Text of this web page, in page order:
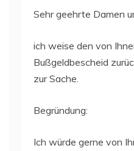
Sehr geehrte Damen
ich weise den von
Bußgeldbescheid
zur Sache.
Begründung:
Ich würde gerne von